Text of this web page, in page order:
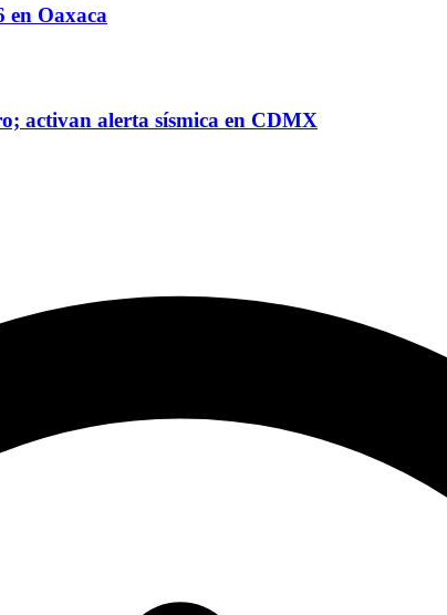
en Oaxaca
activan alerta sísmica en CDMX